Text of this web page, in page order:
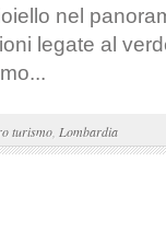
nel
legate al
turismo Lombardia